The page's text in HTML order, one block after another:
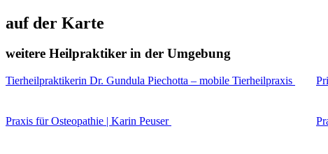
auf der Karte
weitere Heilpraktiker in der Umgebung
Tierheilpraktikerin Dr. Gundula Piechotta – mobile Tierheilpraxis
Praxis für Osteopathie | Karin Peuser